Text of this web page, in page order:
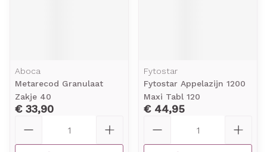
Aboca
Metarecod Granulaat
Zakje 40
€ 33,90
Fytostar
Fytostar Appelazijn 1200
Maxi Tabl 120
€ 44,95